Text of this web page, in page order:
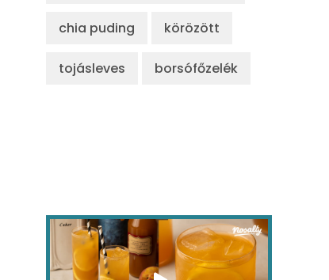
chia puding körözött
tojásleves borsófőzelék